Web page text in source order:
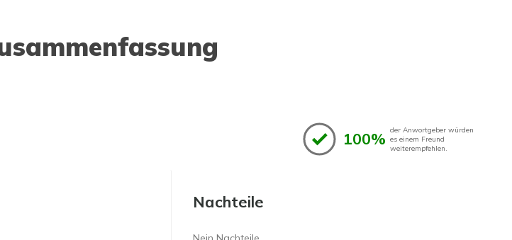
100% der Anwortgeber würden
es einem Freund
weiterempfehlen.
Nachteile